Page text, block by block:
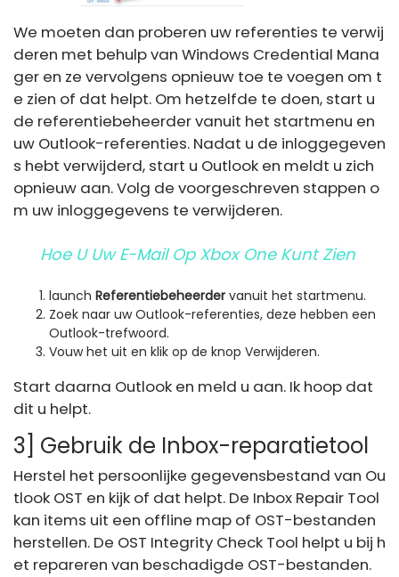
We moeten dan proberen uw referenties te verwij
deren met behulp van Windows Credential Mana
ger en ze vervolgens opnieuw toe te voegen om t
e zien of dat helpt. Om hetzelfde te doen, start u
de referentiebeheerder vanuit het startmenu en
uw Outlook-referenties. Nadat u de inloggegeven
s hebt verwijderd, start u Outlook en meldt u zich
opnieuw aan. Volg de voorgeschreven stappen o
m uw inloggegevens te verwijderen.
Hoe U Uw E-Mail Op Xbox One Kunt Zien
launch Referentiebeheerder vanuit het startmenu.
Zoek naar uw Outlook-referenties, deze hebben een
Outlook-trefwoord.
Vouw het uit en klik op de knop Verwijderen.
Start daarna Outlook en meld u aan. Ik hoop dat
dit u helpt.
3] Gebruik de Inbox-reparatietool
Herstel het persoonlijke gegevensbestand van Ou
tlook OST en kijk of dat helpt. De Inbox Repair Tool
kan items uit een offline map of OST-bestanden
herstellen. De OST Integrity Check Tool helpt u bij h
et repareren van beschadigde OST-bestanden.